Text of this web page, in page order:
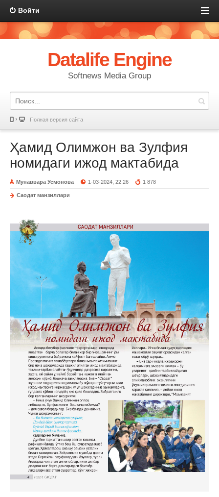
Войти
Datalife Engine
Softnews Media Group
Полная версия сайта
Ҳамид Олимжон ва Зулфия
номидаги ижод мактабида
Мунаввара Усмонова 1-03-2024, 22:26 1 878
Саодат манзиллари